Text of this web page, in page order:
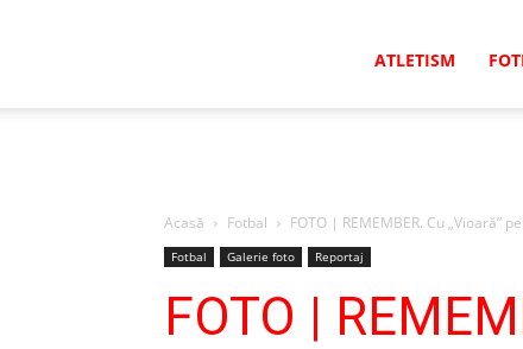
ATLETISM
Acasă Fotbal FOTO | REMEMBER. Cu „Vioară”
Fotbal Galerie foto Reportaj
FOTO |